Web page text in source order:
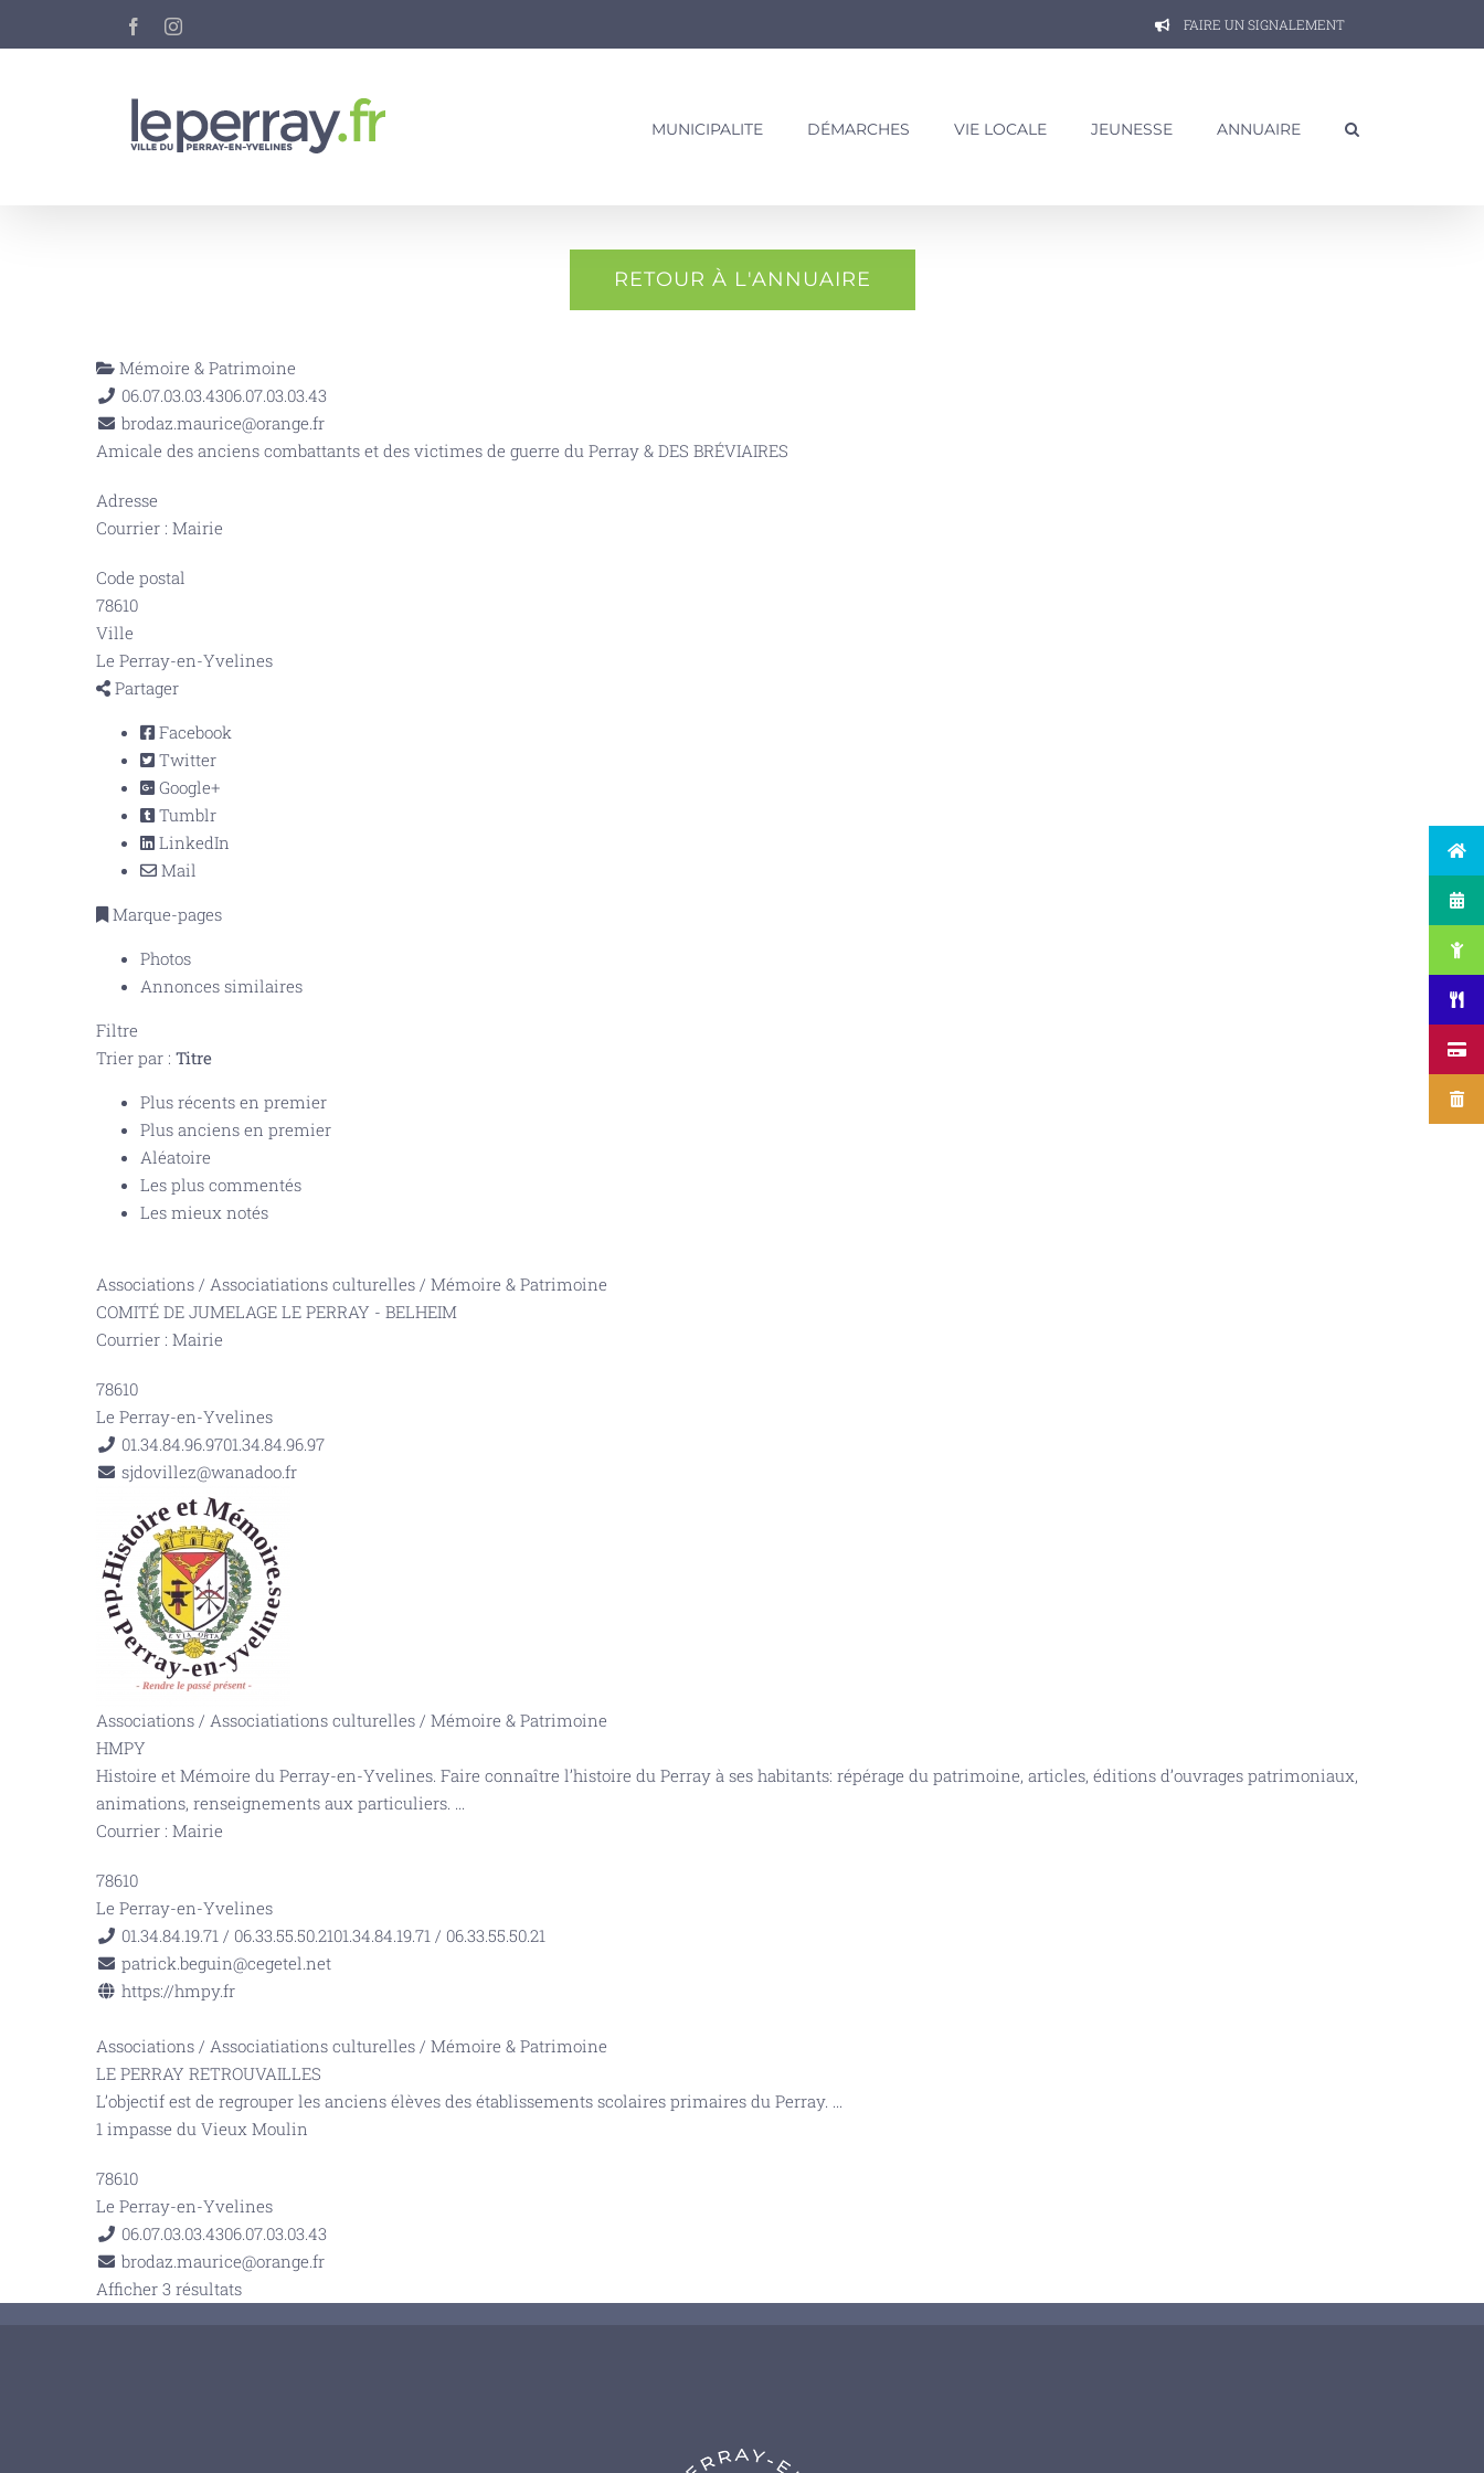
FacebookInstagram FAIRE UN SIGNALEMENT
MUNICIPALITE DÉMARCHES VIE LOCALE JEUNESSE ANNUAIRE
RETOUR À L'ANNUAIRE
Mémoire & Patrimoine
06.07.03.03.4306.07.03.03.43
brodaz.maurice@orange.fr
Amicale des anciens combattants et des victimes de guerre du Perray & DES BRÉVIAIRES
Adresse
Courrier : Mairie
Code postal
78610
Ville
Le Perray-en-Yvelines
Partager
Facebook
Twitter
Google+
Tumblr
LinkedIn
Mail
Marque-pages
Photos
Annonces similaires
Filtre
Trier par : Titre
Plus récents en premier
Plus anciens en premier
Aléatoire
Les plus commentés
Les mieux notés
Associations / Associatiations culturelles / Mémoire & Patrimoine
COMITÉ DE JUMELAGE LE PERRAY - BELHEIM
Courrier : Mairie
78610
Le Perray-en-Yvelines
01.34.84.96.9701.34.84.96.97
sjdovillez@wanadoo.fr
Associations / Associatiations culturelles / Mémoire & Patrimoine
HMPY
Histoire et Mémoire du Perray-en-Yvelines. Faire connaître l’histoire du Perray à ses habitants: répérage du patrimoine, articles, éditions d’ouvrages patrimoniaux,
animations, renseignements aux particuliers. ...
Courrier : Mairie
78610
Le Perray-en-Yvelines
01.34.84.19.71 / 06.33.55.50.2101.34.84.19.71 / 06.33.55.50.21
patrick.beguin@cegetel.net
https://hmpy.fr
Associations / Associatiations culturelles / Mémoire & Patrimoine
LE PERRAY RETROUVAILLES
L’objectif est de regrouper les anciens élèves des établissements scolaires primaires du Perray. ...
1 impasse du Vieux Moulin
78610
Le Perray-en-Yvelines
06.07.03.03.4306.07.03.03.43
brodaz.maurice@orange.fr
Afficher 3 résultats